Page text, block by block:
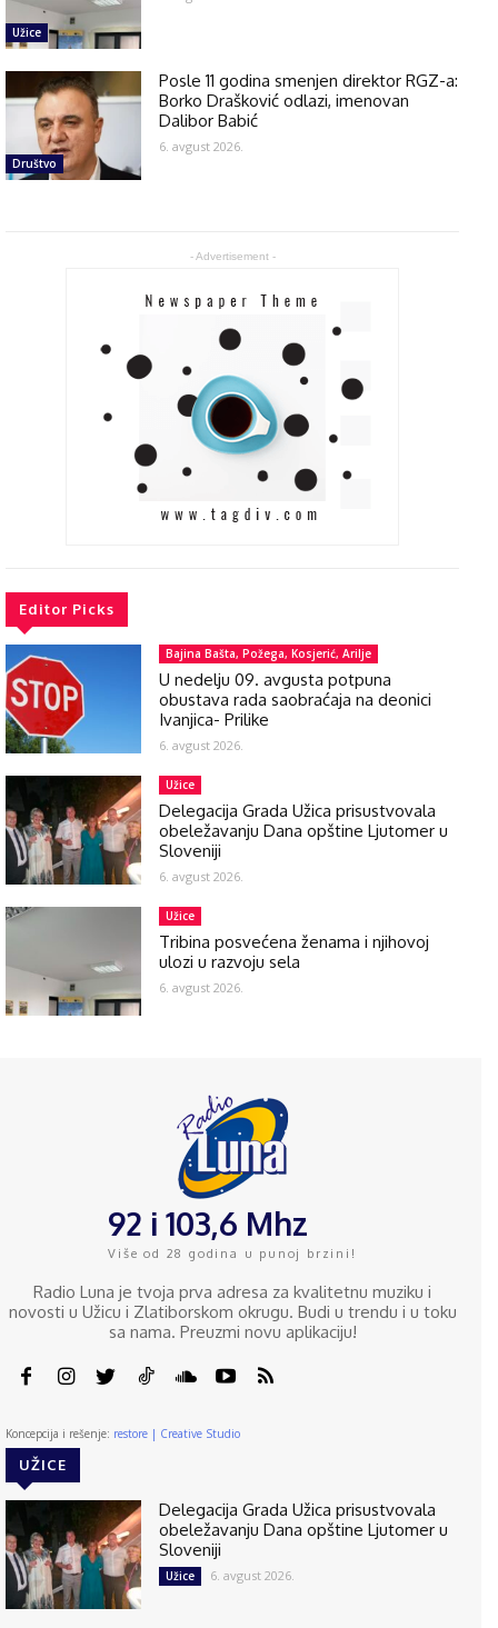
Užice
Društvo
Posle 11 godina smenjen direktor RGZ-a:
Borko Drašković odlazi, imenovan
Dalibor Babić
6. avgust 2026.
- Advertisement -
Editor Picks
Bajina Bašta, Požega, Kosjerić, Arilje
U nedelju 09. avgusta potpuna
obustava rada saobraćaja na deonici
Ivanjica- Prilike
6. avgust 2026.
Užice
Delegacija Grada Užica prisustvovala
obeležavanju Dana opštine Ljutomer u
Sloveniji
6. avgust 2026.
Užice
Tribina posvećena ženama i njihovoj
ulozi u razvoju sela
6. avgust 2026.
92 i 103,6 Mhz
Više od 28 godina u punoj brzini!
Radio Luna je tvoja prva adresa za kvalitetnu muziku i
novosti u Užicu i Zlatiborskom okrugu. Budi u trendu i u toku
sa nama. Preuzmi novu aplikaciju!
Koncepcija i rešenje: restore | Creative Studio
UŽICE
Delegacija Grada Užica prisustvovala
obeležavanju Dana opštine Ljutomer u
Sloveniji
Užice 6. avgust 2026.